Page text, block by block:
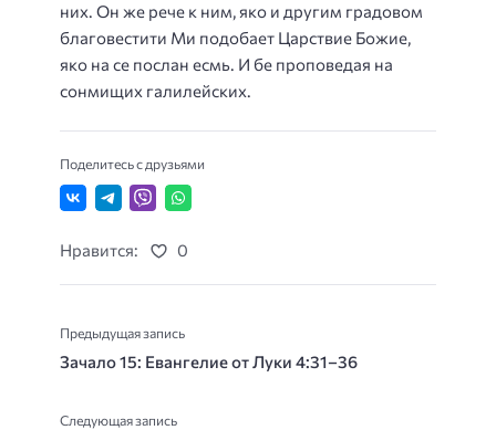
них. Он же рече к ним, яко и другим градовом
благовестити Ми подобает Царствие Божие,
яко на се послан есмь. И бе проповедая на
сонмищих галилейских.
Поделитесь с друзьями
Нравится: 0
Предыдущая запись
Зачало 15: Евангелие от Луки 4:31–36
Следующая запись